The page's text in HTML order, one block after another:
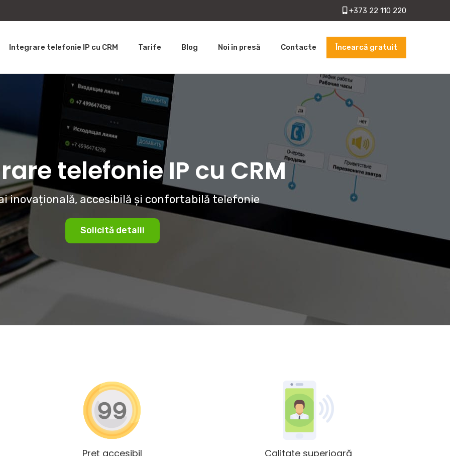
+373 22 110 220
Integrare telefonie IP cu CRM Tarife Blog Noi în presă Contacte Încearcă gratuit
telefonie IP cu CRM
inovațională, accesibilă și confortabilă telefonie
Solicită detalii
Preț accesibil Calitate superioară